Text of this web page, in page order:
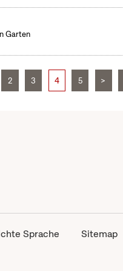
Garten
2 3 4 5 >
Sprache Sitemap